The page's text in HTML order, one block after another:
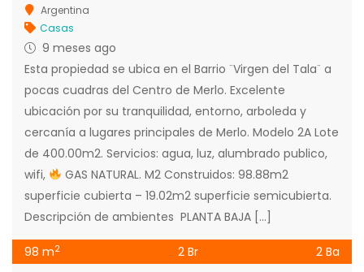
Argentina
Casas
9 meses ago
Esta propiedad se ubica en el Barrio ¨Virgen del Tala¨ a
pocas cuadras del Centro de Merlo. Excelente
ubicación por su tranquilidad, entorno, arboleda y
cercanía a lugares principales de Merlo. Modelo 2A Lote
de 400.00m2. Servicios: agua, luz, alumbrado publico,
wifi,
GAS NATURAL. M2 Construidos: 98.88m2
superficie cubierta – 19.02m2 superficie semicubierta.
Descripción de ambientes PLANTA BAJA […]
98 m2 2 Br 2 Ba